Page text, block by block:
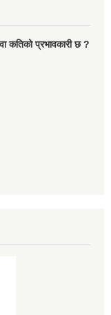
कतिको प्रभावकारी छ ?